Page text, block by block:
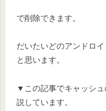
で削除できます。
だいたいどのアンドロ
と思います。
▼この記事でキャッシ
説しています。